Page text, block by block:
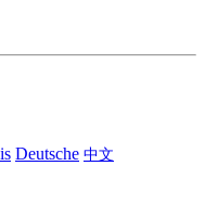
Deutsche 中文